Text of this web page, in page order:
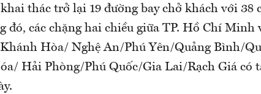
thác trở lại 19 đường bay chở khách với 38
đó, các chặng hai chiều giữa TP. Hồ Chí
Hòa/ Nghệ An/Phú Yên/Quảng Bình/
Hải Phòng/Phú Quốc/Gia Lai/Rạch Giá có